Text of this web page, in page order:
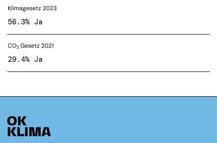
Klimagesetz 2023
56.3% Ja
CO2 Gesetz 2021
29.4% Ja